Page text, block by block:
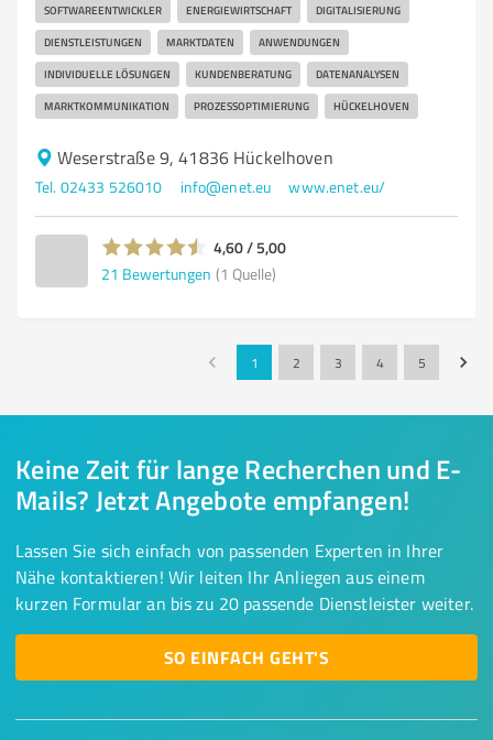
SOFTWAREENTWICKLER ENERGIEWIRTSCHAFT DIGITALISIERUNG
DIENSTLEISTUNGEN MARKTDATEN ANWENDUNGEN
INDIVIDUELLE LÖSUNGEN KUNDENBERATUNG DATENANALYSEN
MARKTKOMMUNIKATION PROZESSOPTIMIERUNG HÜCKELHOVEN
Weserstraße 9, 41836 Hückelhoven
Tel. 02433 526010 info@enet.eu www.enet.eu/
4,60 / 5,00
21 Bewertungen (1 Quelle)
1 2 3 4 5
Keine Zeit für lange Recherchen und E-
Mails? Jetzt Angebote empfangen!
Lassen Sie sich einfach von passenden Experten in Ihrer
Nähe kontaktieren! Wir leiten Ihr Anliegen aus einem
kurzen Formular an bis zu 20 passende Dienstleister weiter.
SO EINFACH GEHT'S